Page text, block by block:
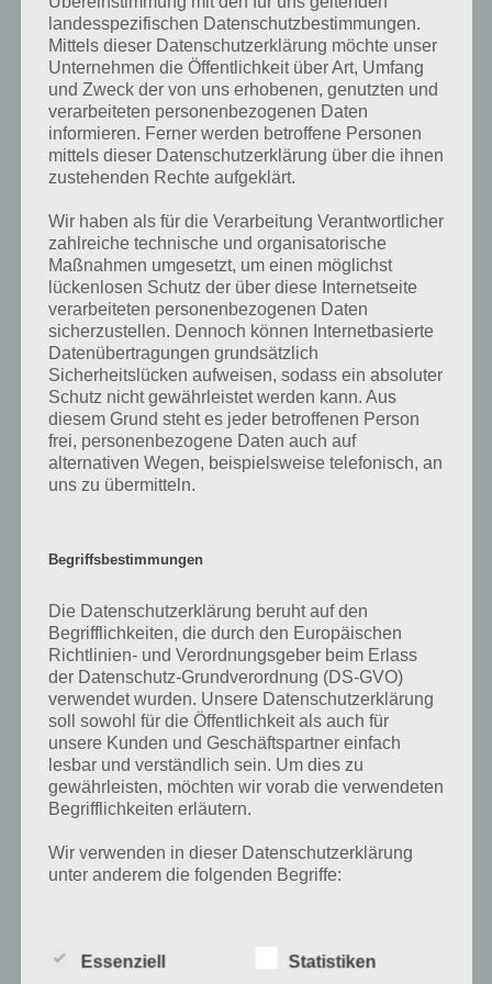
Battle Nations für iPhone, iPad und iPod
Touch im iTunes App Store
Die Spiele App Battle Nations kann kostenlos im iTunes App Store für
iPhone, iPad und iPod Touch heruntergeladen werden. Dabei wird
mindestens iOS 4.3 benötigt. Zudem sei gesagt, dass Battle Nations
für iPhone 5 optimiert ist.
Hier gehts zum iTunes App Store
Play Store
wir nicht, ob die Spiele App überhuapt für Android erscheinen wird.
Sollte dies der Fall sein, werden wir euch so schnell wie möglich
informieren.
Auf WhatsApp teilen
Tweet auf Twitter
Mehr Artikel hier auf Touchportal
landesspezifischen Datenschutzbestimmungen.
Mittels dieser Datenschutzerklärung möchte unser
Unternehmen die Öffentlichkeit über Art, Umfang
und Zweck der von uns erhobenen, genutzten und
verarbeiteten personenbezogenen Daten
informieren. Ferner werden betroffene Personen
mittels dieser Datenschutzerklärung über die ihnen
zustehenden Rechte aufgeklärt.
Wir haben als für die Verarbeitung Verantwortlicher
zahlreiche technische und organisatorische
Maßnahmen umgesetzt, um einen möglichst
lückenlosen Schutz der über diese Internetseite
verarbeiteten personenbezogenen Daten
sicherzustellen. Dennoch können Internetbasierte
Datenübertragungen grundsätzlich
Sicherheitslücken aufweisen, sodass ein absoluter
Schutz nicht gewährleistet werden kann. Aus
diesem Grund steht es jeder betroffenen Person
frei, personenbezogene Daten auch auf
alternativen Wegen, beispielsweise telefonisch, an
uns zu übermitteln.
Begriffsbestimmungen
Die Datenschutzerklärung beruht auf den
Begrifflichkeiten, die durch den Europäischen
Richtlinien- und Verordnungsgeber beim Erlass
der Datenschutz-Grundverordnung (DS-GVO)
verwendet wurden. Unsere Datenschutzerklärung
soll sowohl für die Öffentlichkeit als auch für
unsere Kunden und Geschäftspartner einfach
lesbar und verständlich sein. Um dies zu
gewährleisten, möchten wir vorab die verwendeten
Begrifflichkeiten erläutern.
Wir verwenden in dieser Datenschutzerklärung
unter anderem die folgenden Begriffe:
a) personenbezogene Daten
Essenziell Statistiken